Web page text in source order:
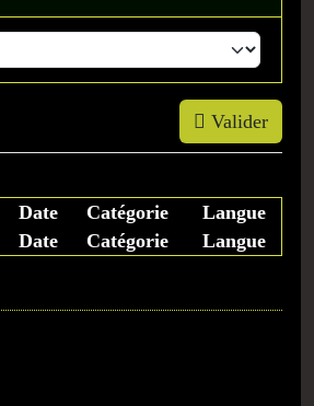
Valider
Date Catégorie
Langue
Date Catégorie Langue